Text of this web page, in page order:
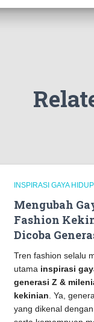
INSPIRASI GAYA HIDUP
Mengubah
Fashion
Dicoba
Tren fashion selalu
utama inspirasi
generasi Z &
kekinian . Ya,
yang dikenal